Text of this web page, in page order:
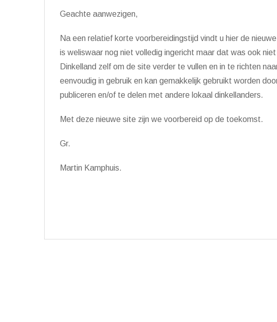
Geachte aanwezigen,
Na een relatief korte voorbereidingstijd vindt u hier de
is weliswaar nog niet volledig ingericht maar dat was ook
Dinkelland zelf om de site verder te vullen en in te richten
eenvoudig in gebruik en kan gemakkelijk gebruikt worden
publiceren en/of te delen met andere lokaal dinkellanders.
Met deze nieuwe site zijn we voorbereid op de toekomst.
Gr.
Martin Kamphuis.